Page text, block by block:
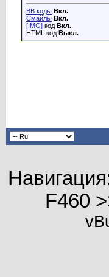
BB коды Вкл.
Смайлы Вкл.
[IMG] код Вкл.
HTML код Выкл.
F460